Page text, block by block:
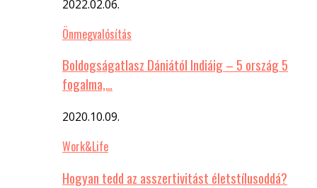
2022.02.06.
Önmegvalósítás
Boldogságatlasz Dániától Indiáig – 5 ország 5
fogalma,…
2020.10.09.
Work&Life
Hogyan tedd az asszertivitást életstílusoddá?